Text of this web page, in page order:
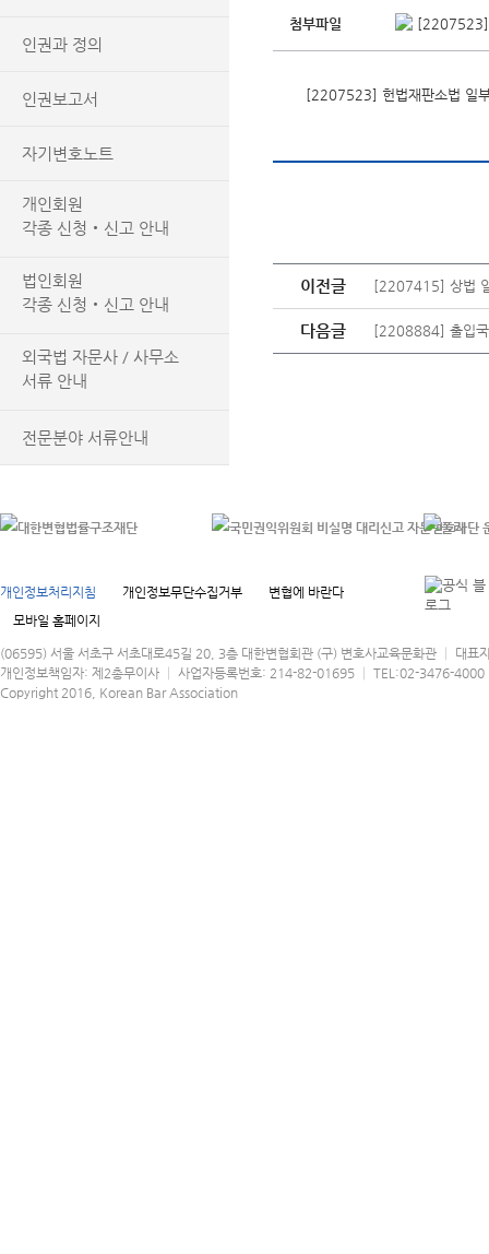
인권과 정의
인권보고서
자기변호노트
개인회원
각종 신청‧신고 안내
법인회원
각종 신청‧신고 안내
외국법 자문사 / 사무소
서류 안내
전문분야 서류안내
첨부파일 [2207523]
[2207523] 헌법재판소법 일
이전글 [2207415] 상법
다음글 [2208884] 출입국
개인정보처리지침 개인정보무단수집거부
변협에 바란다
모바일 홈페이지
(06595) 서울 서초구 서초대로45길 20, 3층 대한변협회관 (구) 변호사교육문화관 │ 대표
개인정보책임자: 제2총무이사 │ 사업자등록번호: 214-82-01695 │ TEL:02-3476-
Copyright 2016, Korean Bar Association